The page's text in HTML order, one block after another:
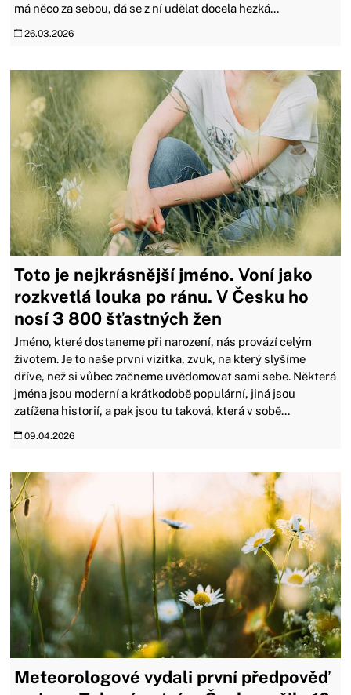
má něco za sebou, dá se z ní udělat docela hezká...
26.03.2026
Toto je nejkrásnější jméno. Voní jako
rozkvetlá louka po ránu. V Česku ho
nosí 3 800 šťastných žen
Jméno, které dostaneme při narození, nás provází celým
životem. Je to naše první vizitka, zvuk, na který slyšíme
dříve, než si vůbec začneme uvědomovat sami sebe. Některá
jména jsou moderní a krátkodobě populární, jiná jsou
zatížena historií, a pak jsou tu taková, která v sobě...
09.04.2026
Meteorologové vydali první předpověď